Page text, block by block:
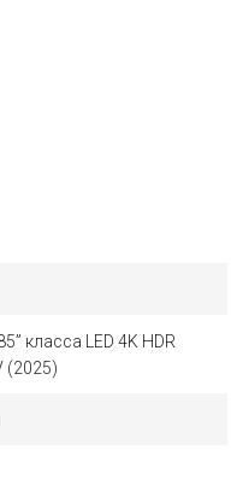
класса LED 4K HDR
(2025)